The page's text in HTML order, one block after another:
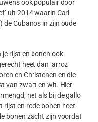
ook populair door
uit 2014 waarin Carl
de Cubanos in zijn oude
je rijst en bonen ook
heet dan ‘arroz
en Christenen en die
van zwart en wit. Hier
net als bij de gallo
rijst en rode bonen heet
bonen zacht zijn voordat